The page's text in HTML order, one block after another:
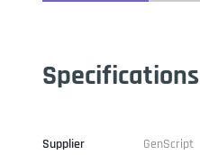
Specifications
Supplier GenScript